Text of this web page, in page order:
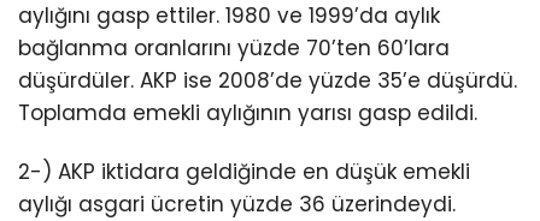
aylığını gasp ettiler. 1980 ve 1999’da aylık
bağlanma oranlarını yüzde 70’ten 60’lara
düşürdüler. AKP ise 2008’de yüzde 35’e düşürdü.
Toplamda emekli aylığının yarısı gasp edildi.
2-) AKP iktidara geldiğinde en düşük emekli
aylığı asgari ücretin yüzde 36 üzerindeydi.